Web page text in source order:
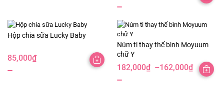
Hộp chia sữa Lucky Baby
85,000₫
Núm ti thay thế bình Moyuum
chữ Y
162,000₫
–
182,000₫
Khoảng